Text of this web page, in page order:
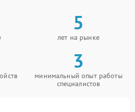
5
лет на рынке
3
минимальный опыт работы
специалистов